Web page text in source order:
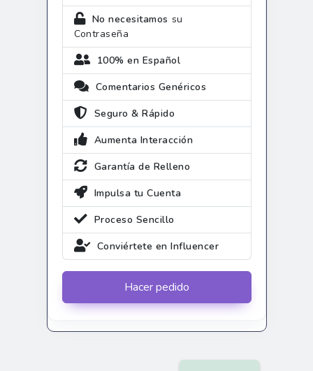
No necesitamos su
Contraseña
100% en Español
Comentarios Genéricos
Seguro & Rápido
Aumenta Interacción
Garantía de Relleno
Impulsa tu Cuenta
Proceso Sencillo
Conviértete en Influencer
Hacer pedido